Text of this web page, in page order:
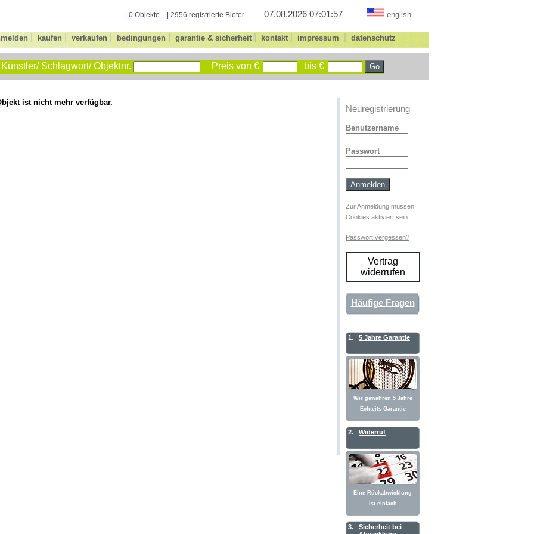
| 0 Objekte | 2956 registrierte Bieter 07.08.2026 07:01:57 english
kaufen verkaufen bedingungen garantie & sicherheit kontakt impressum datenschutz
Künstler/ Schlagwort/ Objektnr. Preis von € bis €
ist nicht mehr verfügbar.
Neuregistrierung
Benutzername
Passwort
Zur Anmeldung müssen
Cookies aktiviert sein.
Passwort vergessen?
Vertrag
widerrufen
Häufige Fragen
1. 5 Jahre Garantie
Wir gewähren 5 Jahre
Echteits-Garantie
2. Widerruf
Eine Rückabwicklung
ist einfach
3.
Sicherheit bei